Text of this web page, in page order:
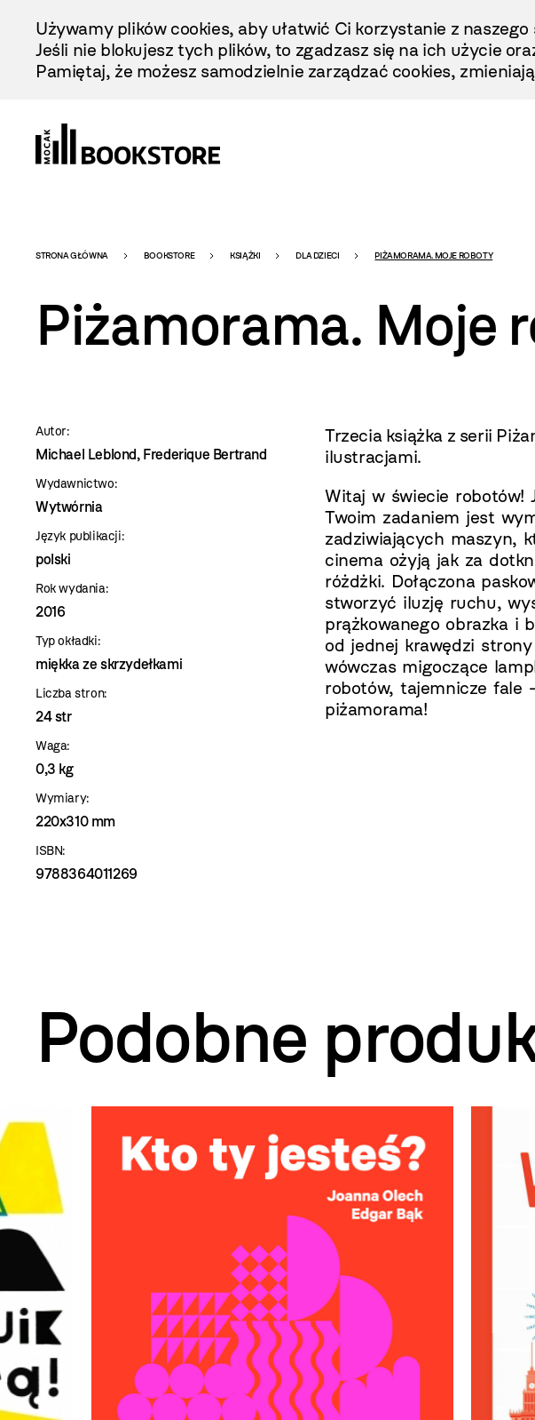
Treści
Używamy plików cookies, aby ułatwić Ci korzystanie z
Jeśli nie blokujesz tych plików, to zgadzasz się na ich użycie
Pamiętaj, że możesz samodzielnie zarządzać cookies,
Bookstore
-
szablon
szczegóły
STRONA GŁÓWNA BOOKSTORE KSIĄŻKI DLA DZIECI PIŻAMORAMA. MOJE ROBOTY
Piżamorama. Moje
Autor:
Michael Leblond, Frederique Bertrand
Wydawnictwo:
Wytwórnia
Język publikacji:
polski
Rok wydania:
2016
Typ okładki:
miękka ze skrzydełkami
Liczba stron:
24 str
Waga:
0,3 kg
Wymiary:
220x310 mm
ISBN:
9788364011269
Trzecia książka z serii
ilustracjami.
Witaj w świecie robotów!
Twoim zadaniem jest
zadziwiających maszyn,
cinema ożyją jak za
różdżki. Dołączona
stworzyć iluzję ruchu,
prążkowanego obrazka i
od jednej krawędzi
wówczas migoczące
robotów, tajemnicze fale
piżamorama!
Podobne